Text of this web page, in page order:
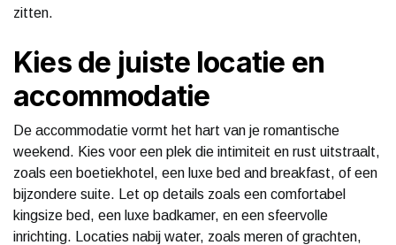
zitten.
Kies de juiste locatie en
accommodatie
De accommodatie vormt het hart van je romantische
weekend. Kies voor een plek die intimiteit en rust uitstraalt,
zoals een boetiekhotel, een luxe bed and breakfast, of een
bijzondere suite. Let op details zoals een comfortabel
kingsize bed, een luxe badkamer, en een sfeervolle
inrichting. Locaties nabij water, zoals meren of grachten,